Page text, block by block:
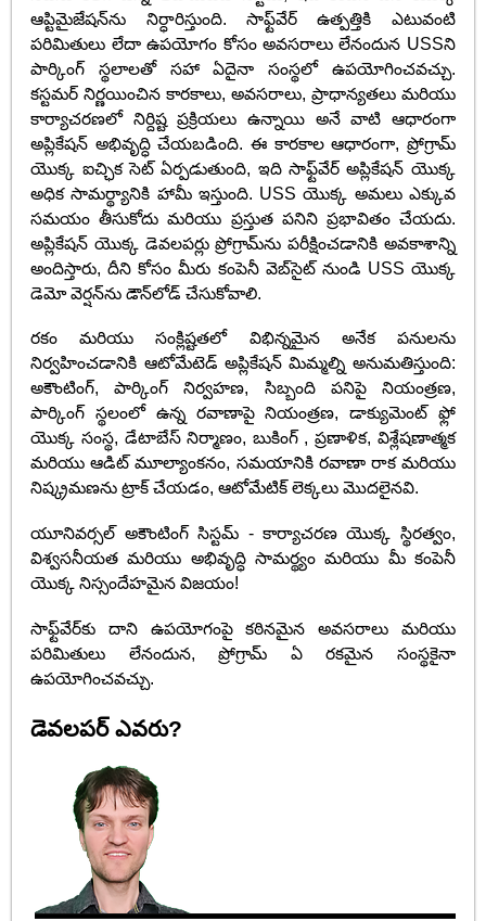
ఆప్టిమైజేషన్‌ను నిర్ధారిస్తుంది. సాఫ్ట్‌వేర్ ఉత్పత్తికి ఎటువంటి
పరిమితులు లేదా ఉపయోగం కోసం అవసరాలు లేనందున USSని
పార్కింగ్ స్థలాలతో సహా ఏదైనా సంస్థలో ఉపయోగించవచ్చు.
కస్టమర్ నిర్ణయించిన కారకాలు, అవసరాలు, ప్రాధాన్యతలు మరియు
కార్యాచరణలో నిర్దిష్ట ప్రక్రియలు ఉన్నాయి అనే వాటి ఆధారంగా
అప్లికేషన్ అభివృద్ధి చేయబడింది. ఈ కారకాల ఆధారంగా, ప్రోగ్రామ్
యొక్క ఐచ్ఛిక సెట్ ఏర్పడుతుంది, ఇది సాఫ్ట్‌వేర్ అప్లికేషన్ యొక్క
అధిక సామర్థ్యానికి హామీ ఇస్తుంది. USS యొక్క అమలు ఎక్కువ
సమయం తీసుకోదు మరియు ప్రస్తుత పనిని ప్రభావితం చేయదు.
అప్లికేషన్ యొక్క డెవలపర్లు ప్రోగ్రామ్‌ను పరీక్షించడానికి అవకాశాన్ని
అందిస్తారు, దీని కోసం మీరు కంపెనీ వెబ్‌సైట్ నుండి USS యొక్క
డెమో వెర్షన్‌ను డౌన్‌లోడ్ చేసుకోవాలి.
రకం మరియు సంక్లిష్టతలో విభిన్నమైన అనేక పనులను
నిర్వహించడానికి ఆటోమేటెడ్ అప్లికేషన్ మిమ్మల్ని అనుమతిస్తుంది:
అకౌంటింగ్, పార్కింగ్ నిర్వహణ, సిబ్బంది పనిపై నియంత్రణ,
పార్కింగ్ స్థలంలో ఉన్న రవాణాపై నియంత్రణ, డాక్యుమెంట్ ఫ్లో
యొక్క సంస్థ, డేటాబేస్ నిర్మాణం, బుకింగ్ , ప్రణాళిక, విశ్లేషణాత్మక
మరియు ఆడిట్ మూల్యాంకనం, సమయానికి రవాణా రాక మరియు
నిష్క్రమణను ట్రాక్ చేయడం, ఆటోమేటిక్ లెక్కలు మొదలైనవి.
యూనివర్సల్ అకౌంటింగ్ సిస్టమ్ - కార్యాచరణ యొక్క స్థిరత్వం,
విశ్వసనీయత మరియు అభివృద్ధి సామర్థ్యం మరియు మీ కంపెనీ
యొక్క నిస్సందేహమైన విజయం!
సాఫ్ట్‌వేర్‌కు దాని ఉపయోగంపై కఠినమైన అవసరాలు మరియు
పరిమితులు లేనందున, ప్రోగ్రామ్ ఏ రకమైన సంస్థకైనా
ఉపయోగించవచ్చు.
డెవలపర్ ఎవరు?